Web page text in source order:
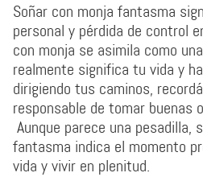
Soñar con monja fantasma
personal y pérdida de control
con monja se asimila como
realmente significa tu vida y
dirigiendo tus caminos,
responsable de tomar buenas
Aunque parece una pesadilla,
fantasma indica el momento
vida y vivir en plenitud.